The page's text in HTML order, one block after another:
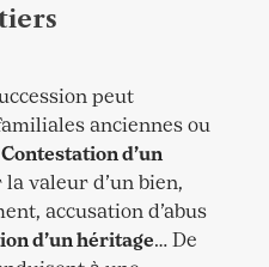
peut
anciennes ou
Contestation d’un
valeur d’un bien,
accusation d’abus
d’un héritage… De